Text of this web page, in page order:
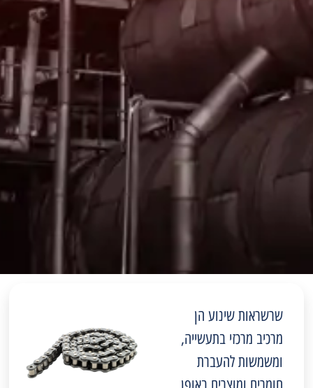
שרשראות שינוע הן
מרכיב מרכזי בתעשייה,
ומשמשות להעברת